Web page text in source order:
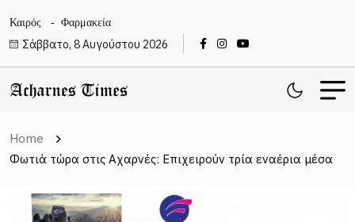
Καιρός Φαρμακεία
Σάββατο, 8 Αυγούστου 2026
Home
Φωτιά τώρα στις Αχαρνές: Επιχειρούν τρία εναέρια μέσα